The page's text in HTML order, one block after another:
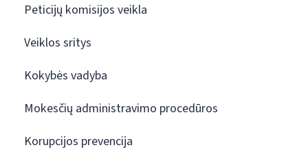
Peticijų komisijos veikla
Veiklos sritys
Kokybės vadyba
Mokesčių administravimo procedūros
Korupcijos prevencija